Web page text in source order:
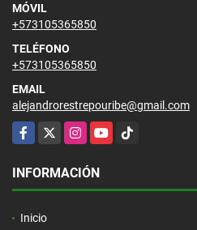
MÓVIL
+573105365850
TELÉFONO
+573105365850
EMAIL
alejandrorestrepouribe@gmail.com
Facebook
X InstagramYouTubeTikTok
INFORMACIÓN
Inicio